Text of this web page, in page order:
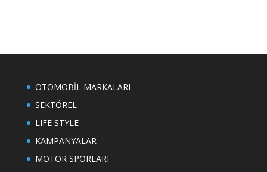
OTOMOBİL MARKALARI
SEKTÖREL
LIFE STYLE
KAMPANYALAR
MOTOR SPORLARI